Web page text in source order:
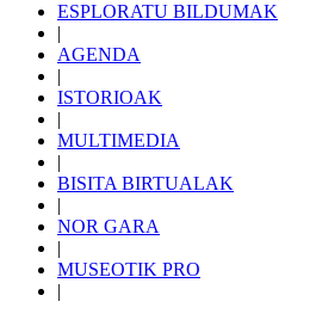
ESPLORATU BILDUMAK
|
AGENDA
|
ISTORIOAK
|
MULTIMEDIA
|
BISITA BIRTUALAK
|
NOR GARA
|
MUSEOTIK PRO
|